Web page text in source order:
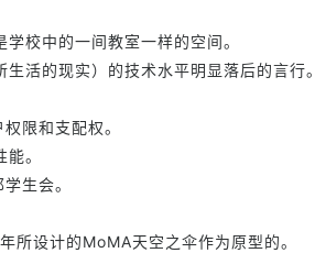
校中的一间教室一样的空间。
活的现实）的技术水平明显落后的言行。
限和支配权。
。
生会。
所设计的MoMA天空之伞作为原型的。